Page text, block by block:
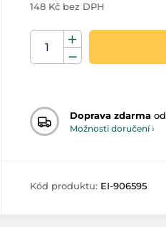
148 Kč bez DPH
Doprava zdarma od
Možnosti doručení ›
Kód produktu: EI-906595